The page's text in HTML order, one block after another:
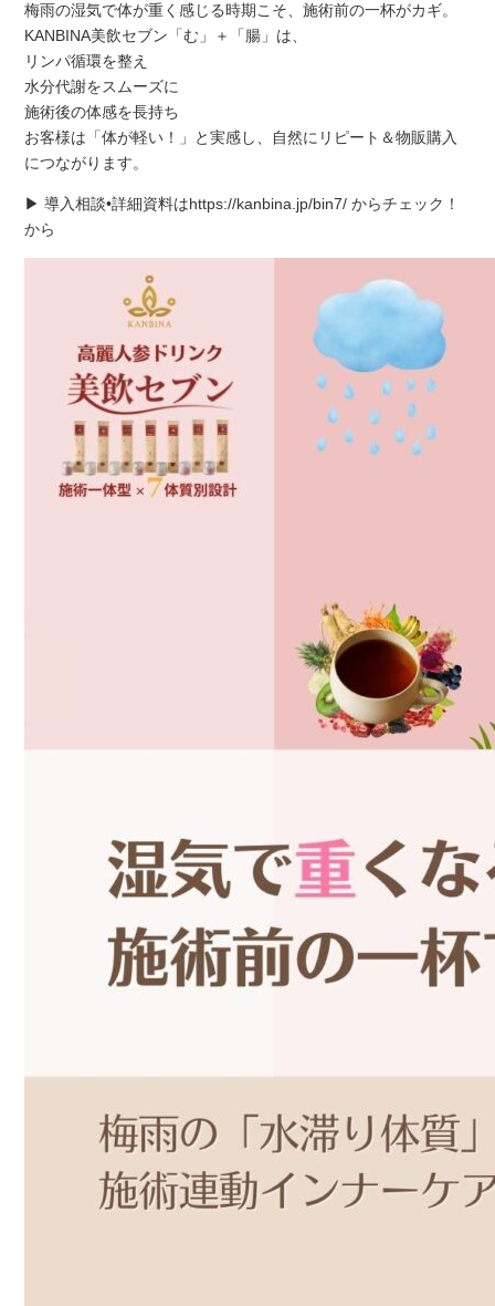
梅雨の湿気で体が重く感じる時期こそ、施術前の一杯がカギ。
KANBINA美飲セブン「む」＋「腸」は、
リンパ循環を整え
水分代謝をスムーズに
施術後の体感を長持ち
お客様は「体が軽い！」と実感し、自然にリピート＆物販購入
につながります。
▶ 導入相談•詳細資料はhttps://kanbina.jp/bin7/ からチェック！
から